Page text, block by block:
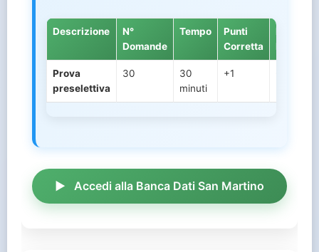
Descrizione
N°
Domande
Tempo
Punti
Corretta
Punti
Mancata
Prova
preselettiva
30
30
minuti
+1
Accedi alla Banca Dati San Martino